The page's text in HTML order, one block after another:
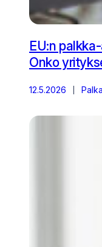
EU:n
Onko
12.5.2026